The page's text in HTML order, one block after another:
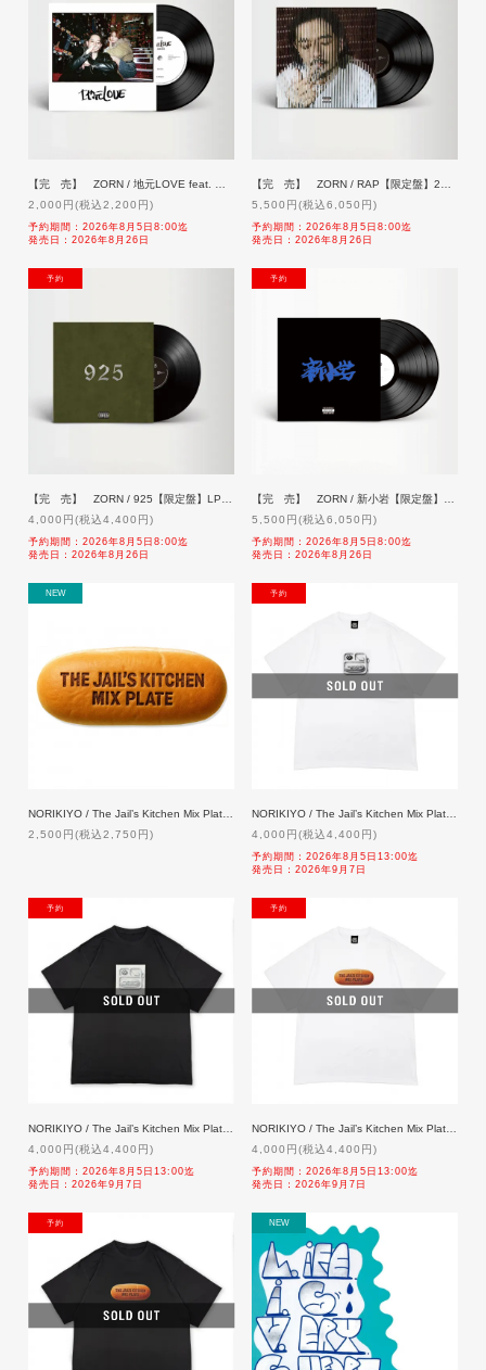
【完 売】 ZORN / 地元LOVE feat. 後藤真希【限定盤】7inch「予約」8/26発売【sold out】
2,000円(税込2,200円)
予約期間：2026年8月5日8:00迄
発売日：2026年8月26日
【完 売】 ZORN / RAP【限定盤】2LP「予約」8/26発売【sold out】
5,500円(税込6,050円)
予約期間：2026年8月5日8:00迄
発売日：2026年8月26日
NEW
【完 売】 ZORN / 925【限定盤】LP「予約」8/26発売【sold out】
4,000円(税込4,400円)
予約期間：2026年8月5日8:00迄
発売日：2026年8月26日
NEW
【完 売】 ZORN / 新小岩【限定盤】2LP「予約」8/26発売【sold out】
5,500円(税込6,050円)
予約期間：2026年8月5日8:00迄
発売日：2026年8月26日
NEW
NORIKIYO / The Jail’s Kitchen Mix Plate Coppepan Sticker【特典付】
2,500円(税込2,750円)
NEW
NORIKIYO / The Jail’s Kitchen Mix Plate T-shirt [WHITE] 【特典付】「二次予約」 9/7発売
4,000円(税込4,400円)
予約期間：2026年8月5日13:00迄
発売日：2026年9月7日
NEW
NORIKIYO / The Jail’s Kitchen Mix Plate T-shirt [BLACK]【特典付】「二次予約」 9/7発売
4,000円(税込4,400円)
予約期間：2026年8月5日13:00迄
発売日：2026年9月7日
NEW
NORIKIYO / The Jail’s Kitchen Mix Plate 'Coppepan' T-shirt [WHITE]【特典付】「二次予約」 9/7発売
4,000円(税込4,400円)
予約期間：2026年8月5日13:00迄
発売日：2026年9月7日
NEW NEW